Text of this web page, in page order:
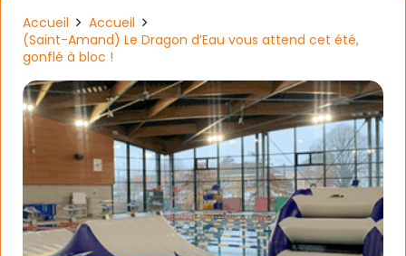
Accueil
Accueil
(Saint-Amand) Le Dragon d’Eau vous attend cet été,
gonflé à bloc !